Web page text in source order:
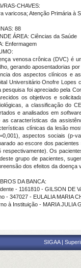
CHAVES:
varicosa; Atenção Primária à
88
ÁREA: Ciências da Saúde
Enfermagem
venosa crônica (DVC) é
gerando aposentadorias
dos aspectos clínicos e
Universitário Onofre Lopes
pesquisa foi apreciado pela
os objetivos e
a classificação do
e analisados em
as características da
clínicas da lesão
aspectos sociais (p-
ao escore dos
respectivamente). Os
grupo de pacientes,
dos efeitos da doença
DA BANCA:
- 1161810 - GILSON DE
- 347027 - EULALIA MARIA
à Instituição - MARIA JULIA
SIGAA |